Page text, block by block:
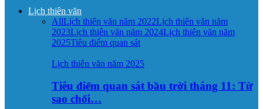
Lịch thiên văn
AllLịch thiên văn năm 2022Lịch thiên văn năm
2023Lịch thiên văn năm 2024Lịch thiên văn năm
2025Tiêu điểm quan sát
Lịch thiên văn năm 2025
Tiêu điểm quan sát bầu trời tháng 11: Từ
sao chổi…